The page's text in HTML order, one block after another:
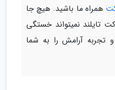
همراه ما باشید. هیچ جا
تایلند نمیتواند خستگی
تجربه آرامش را به شما